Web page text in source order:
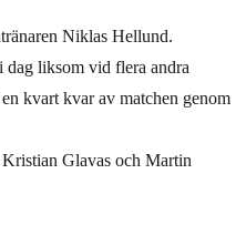
Niklas Hellund.
dag liksom vid flera andra
kvart kvar av matchen genom
Glavas och Martin